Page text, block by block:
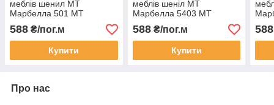
меблів шенил МТ
Марбелла 501 MT
Marbella 501
588 ₴/пог.м
Купити
меблів шеніл МТ
Марбелла 5403 MT
Marbella 5403
588₴/пог.м
Купити
588
Про нас